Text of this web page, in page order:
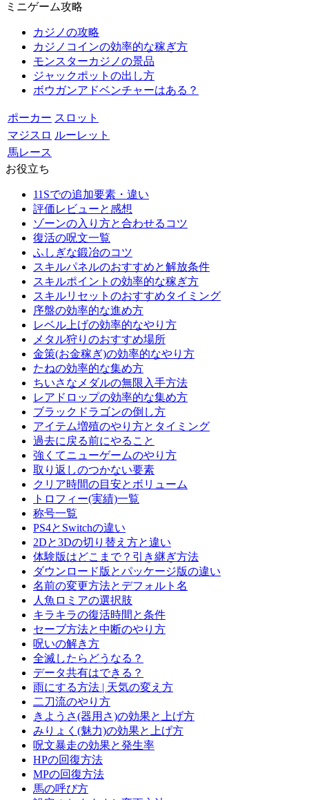
ミニゲーム攻略
カジノの攻略
カジノコインの効率的な稼ぎ方
モンスターカジノの景品
ジャックポットの出し方
ボウガンアドベンチャーはある？
ポーカー スロット
マジスロ ルーレット
馬レース
お役立ち
11Sでの追加要素・違い
評価レビューと感想
ゾーンの入り方と合わせるコツ
復活の呪文一覧
ふしぎな鍛冶のコツ
スキルパネルのおすすめと解放条件
スキルポイントの効率的な稼ぎ方
スキルリセットのおすすめタイミング
序盤の効率的な進め方
レベル上げの効率的なやり方
メタル狩りのおすすめ場所
金策(お金稼ぎ)の効率的なやり方
たねの効率的な集め方
ちいさなメダルの無限入手方法
レアドロップの効率的な集め方
ブラックドラゴンの倒し方
アイテム増殖のやり方とタイミング
過去に戻る前にやること
強くてニューゲームのやり方
取り返しのつかない要素
クリア時間の目安とボリューム
トロフィー(実績)一覧
称号一覧
PS4とSwitchの違い
2Dと3Dの切り替え方と違い
体験版はどこまで？引き継ぎ方法
ダウンロード版とパッケージ版の違い
名前の変更方法とデフォルト名
人魚ロミアの選択肢
キラキラの復活時間と条件
セーブ方法と中断のやり方
呪いの解き方
全滅したらどうなる？
データ共有はできる？
雨にする方法 | 天気の変え方
二刀流のやり方
きようさ(器用さ)の効果と上げ方
みりょく(魅力)の効果と上げ方
呪文暴走の効果と発生率
HPの回復方法
MPの回復方法
馬の呼び方